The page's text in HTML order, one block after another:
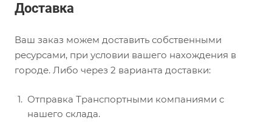
Доставка
Ваш заказ можем доставить собственными
ресурсами, при условии вашего нахождения в
городе. Либо через 2 варианта доставки:
Отправка Транспортными компаниями с
нашего склада.